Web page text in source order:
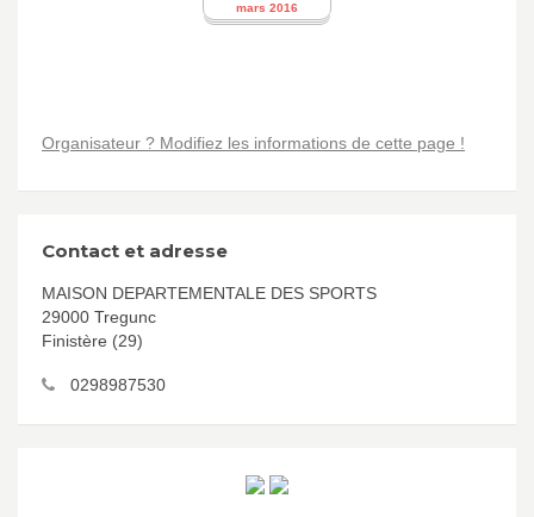
mars 2016
Organisateur ? Modifiez les informations de cette page !
Contact et adresse
MAISON DEPARTEMENTALE DES SPORTS
29000 Tregunc
Finistère (29)
0298987530